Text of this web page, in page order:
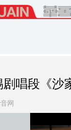
剧唱段《沙
网